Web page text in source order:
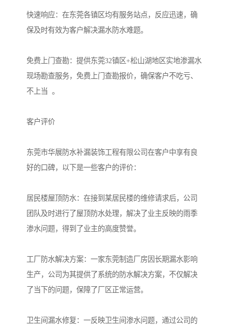
快速响应：在东莞各镇区均有服务站点，反应迅速，确
保及时有效为客户解决漏水防水难题。
免费上门查勘：提供东莞32镇区+松山湖地区实地渗漏水
现场勘查服务，免费上门查勘报价，确保客户不吃亏、
不上当 。
客户评价
东莞市华展防水补漏装饰工程有限公司在客户中享有良
好的口碑，以下是一些客户的评价：
居民楼屋顶防水：在接到某居民楼的维修请求后，公司
团队及时进行了屋顶防水处理，解决了业主反映的雨季
渗水问题，得到了业主的高度赞誉。
工厂防水解决方案：一家东莞制造厂房因长期漏水影响
生产，公司为其提供了系统的防水解决方案，不仅解决
了当下的问题，保障了厂区正常运营。
卫生间漏水修复：一反映卫生间渗水问题，通过公司的